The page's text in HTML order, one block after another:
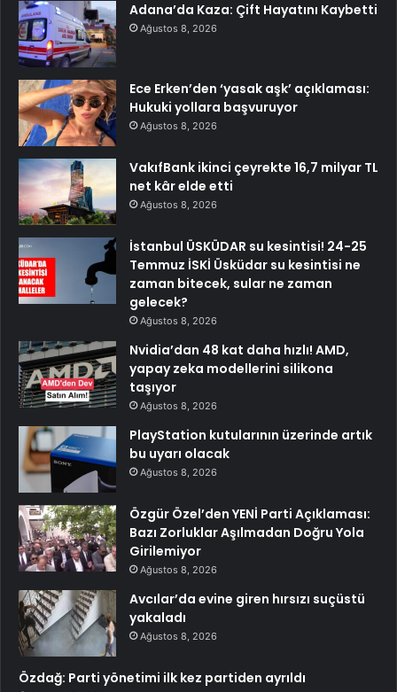
Adana’da Kaza: Çift Hayatını Kaybetti
Ağustos 8, 2026
Ece Erken’den ‘yasak aşk’ açıklaması:
Hukuki yollara başvuruyor
Ağustos 8, 2026
VakıfBank ikinci çeyrekte 16,7 milyar TL
net kâr elde etti
Ağustos 8, 2026
İstanbul ÜSKÜDAR su kesintisi! 24-25
Temmuz İSKİ Üsküdar su kesintisi ne
zaman bitecek, sular ne zaman
gelecek?
Ağustos 8, 2026
Nvidia’dan 48 kat daha hızlı! AMD,
yapay zeka modellerini silikona
taşıyor
Ağustos 8, 2026
PlayStation kutularının üzerinde artık
bu uyarı olacak
Ağustos 8, 2026
Özgür Özel’den YENİ Parti Açıklaması:
Bazı Zorluklar Aşılmadan Doğru Yola
Girilemiyor
Ağustos 8, 2026
Avcılar’da evine giren hırsızı suçüstü
yakaladı
Ağustos 8, 2026
Özdağ: Parti yönetimi ilk kez partiden ayrıldı